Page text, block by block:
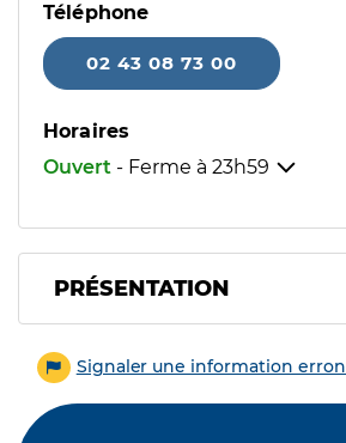
Téléphone
02 43 08 73 00
Horaires
Ouvert - Ferme à 23h59
PRÉSENTATION
Signaler une information